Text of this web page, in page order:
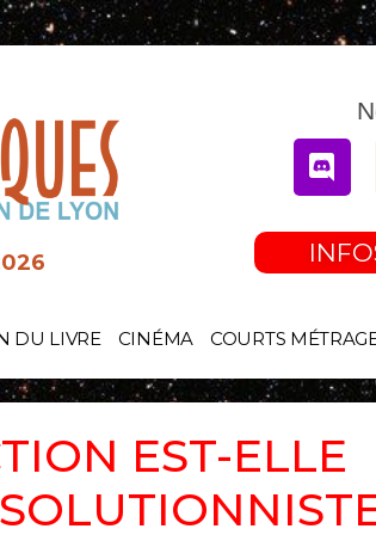
DU LIVRE CINÉMA COURTS
EST-ELLE